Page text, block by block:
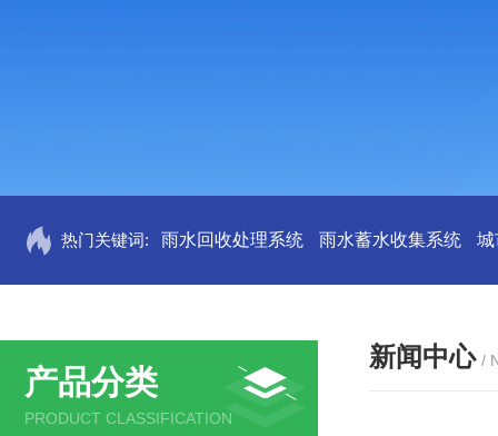
热门关键词: 雨水回收处理系统 雨水蓄水收集系统 城
产品分类
PRODUCT CLASSIFICATION
新闻中心 /